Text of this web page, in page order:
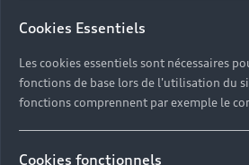
Cookies Essentiels
Les cookies essentiels sont nécessaires
fonctions de base lors de l'utilisation du
fonctions comprennent par exemple le
Cookies fonctionnels